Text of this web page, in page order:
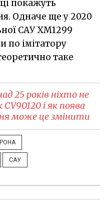
покажуть
Одначе ще у 2020
САУ XM1299
по імітатору
таке
25 років ніхто не
і як поява
може це змінити
САУ